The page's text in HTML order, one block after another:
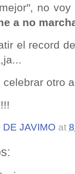
no
a no
el record
otro
DE JAVIMO at